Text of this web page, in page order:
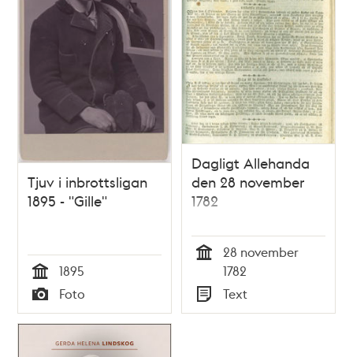
Tjuv i inbrottsligan
1895 - "Gille"
Tid
1895
Typ
Foto
Dagligt Allehanda
den 28 november
1782
28 november
1782
Typ
Text